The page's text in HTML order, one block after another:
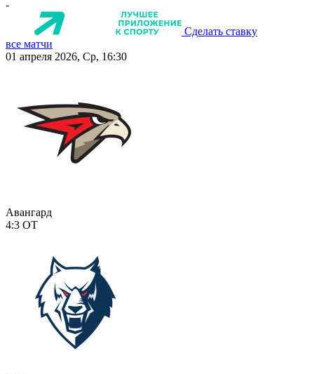
-
Сделать ставку
все матчи
01 апреля 2026, Ср, 16:30
Авангард
4:3 ОТ